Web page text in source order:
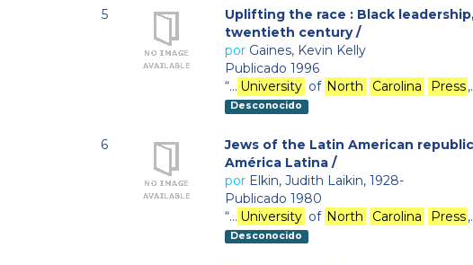
5
Uplifting the race : Black
twentieth century /
por Gaines, Kevin Kelly
Publicado 1996
“… University of North Carolina Press
Desconocido
6
Jews of the Latin American
América Latina /
por Elkin, Judith Laikin, 1928-
Publicado 1980
“… University of North Carolina Press
Desconocido